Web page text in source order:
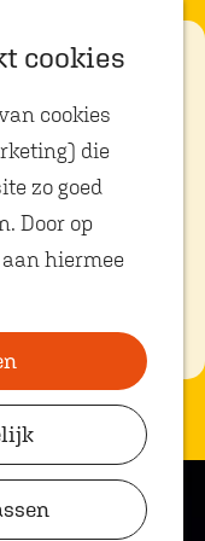
cookies
cookies
die
zo goed
Door op
hiermee
Eten met
Op zoek naar
kindvriendelijke
restaurants in
Oosterhout? In
Oosterhout vind
je volop plekken
waar je gezellig
en lekker kunt
kindvriendelijke
eetadresjes.